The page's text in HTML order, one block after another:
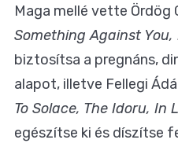
Maga mellé vette Ördög
Something Against
biztosítsa a pregnáns,
alapot, illetve Fellegi
To Solace, The Idoru, In
egészítse ki és díszítse